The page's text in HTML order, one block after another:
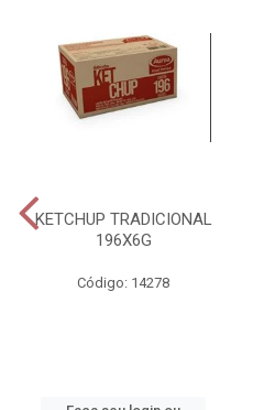
KETCHUP TRADICIONAL
196X6G
Código: 14278